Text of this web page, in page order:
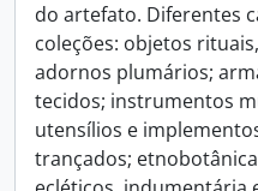
do artefato. Diferentes
coleções: objetos
adornos plumários;
tecidos; instrumentos
utensílios e
trançados;